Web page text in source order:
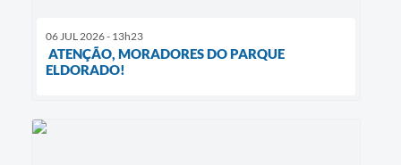
06 JUL 2026 - 13h23
ATENÇÃO, MORADORES DO PARQUE
ELDORADO!